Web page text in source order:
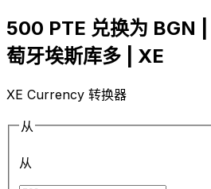
500 PTE 兑换为 BGN
萄牙埃斯库多 | XE
XE Currency 转换器
从
从